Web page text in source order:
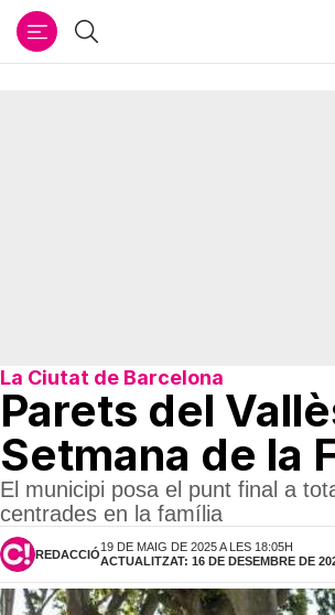
Cercar
La Ciutat de Barcelona
Parets del
Setmana de la
El municipi posa el punt final a
centrades en la família
REDACCIÓ
19 DE MAIG DE 2025 A LES 18:05H
ACTUALITZAT: 16 DE DESEMBRE DE